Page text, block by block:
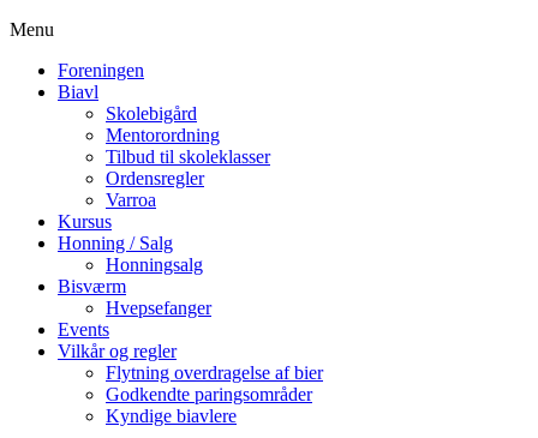
Menu
Foreningen
Biavl
Skolebigård
Mentorordning
Tilbud til skoleklasser
Ordensregler
Varroa
Kursus
Honning / Salg
Honningsalg
Bisværm
Hvepsefanger
Events
Vilkår og regler
Flytning overdragelse af bier
Godkendte paringsområder
Kyndige biavlere